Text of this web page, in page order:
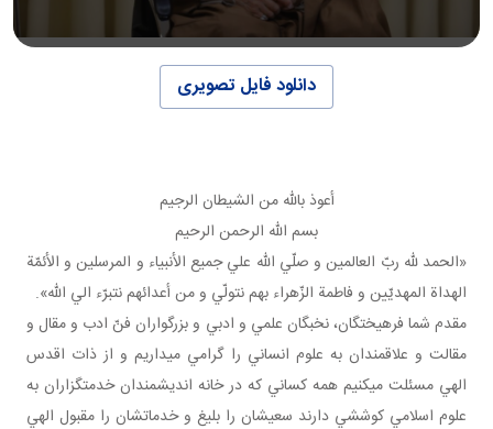
دانلود فایل تصویری
أعوذ بالله من الشيطان الرجيم
بسم الله الرحمن الرحيم
«الحمد لله ربّ العالمين و صلّي الله علي جميع الأنبياء و المرسلين و الأئمّة
الهداة المهديّين و فاطمة الزّهراء بهم نتولّي و من أعدائهم نتبرّء الي الله».
مقدم شما فرهيختگان، نخبگان علمي و ادبي و بزرگواران فنّ ادب و مقال و
مقالت و علاقمندان به علوم انساني را گرامي مي داريم و از ذات اقدس
الهي مسئلت مي کنيم همه کساني که در خانه انديشمندان خدمتگزاران به
علوم اسلامي کوششي دارند سعيشان را بليغ و خدماتشان را مقبول الهي